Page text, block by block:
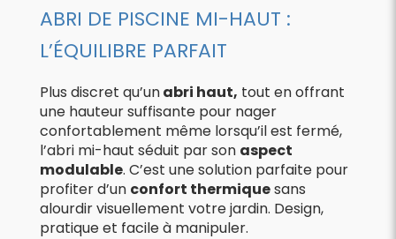
ABRI DE PISCINE MI-HAUT :
L’ÉQUILIBRE PARFAIT
Plus discret qu’unabri haut, tout en offrant
une hauteur suffisante pour nager
confortablement même lorsqu’il est fermé,
l’abri mi-haut séduit par son aspect
modulable. C’est une solution parfaite pour
profiter d’un confort thermiquesans
alourdir visuellement votre jardin. Design,
pratique et facile à manipuler.